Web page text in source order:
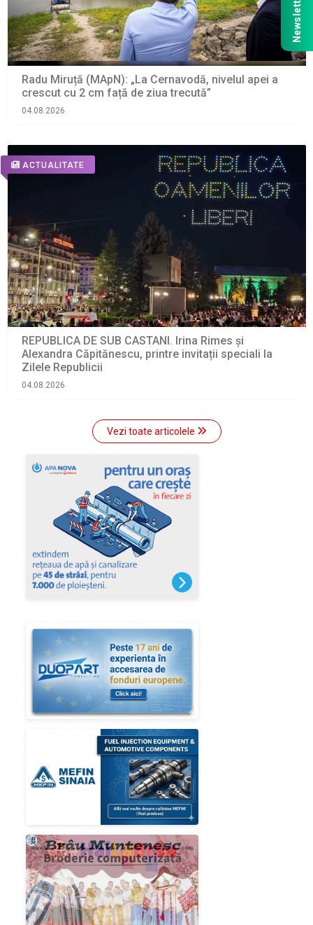
Radu Miruță (MApN): „La Cernavodă, nivelul apei a
crescut cu 2 cm față de ziua trecută”
04.08.2026
ACTUALITATE
REPUBLICA DE SUB CASTANI. Irina Rimes și
Alexandra Căpitănescu, printre invitații speciali la
Zilele Republicii
04.08.2026
Vezi toate articolele
Newsletter